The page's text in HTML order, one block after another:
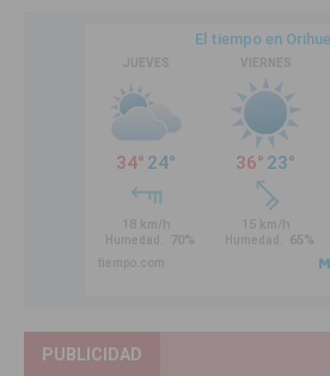
PUBLICIDAD